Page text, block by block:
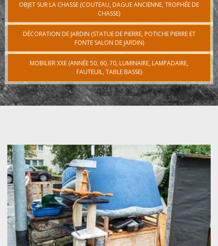
OBJET SUR LA CHASSE (COUTEAU, DAGUE ANCIENNE, TROPHÉE DE
CHASSE)
DÉCORATION DE JARDIN (STATUE DE PIERRE, POTICHE PIERRE ET
FONTE SALON DE JARDIN)
MOBILIER XXE (ANNÉE 50, 60, 70, LUMINAIRE, LAMPADAIRE,
FAUTEUIL, TABLE BASSE)